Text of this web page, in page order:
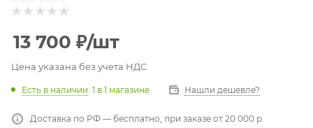
13 700 ₽/шт
Цена указана без учета НДС
Есть в наличии: 1 в 1 магазине Нашли дешевле?
Доставка по РФ — бесплатно, при заказе от 20 000 р.